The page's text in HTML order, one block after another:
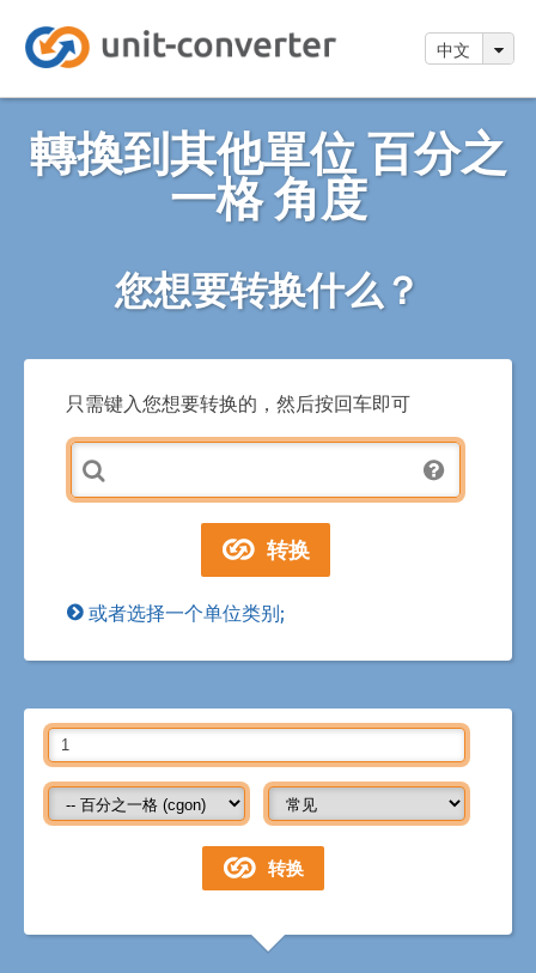
中文
轉換到其他單位 百分之
一格 角度
您想要转换什么？
只需键入您想要转换的，然后按回车即可
或者选择一个单位类别;